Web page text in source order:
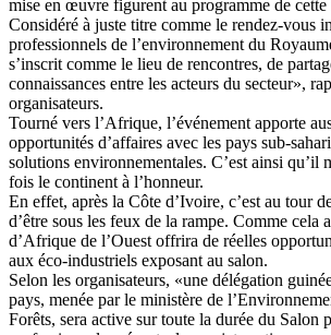
mise en œuvre figurent au programme de cette
Considéré à juste titre comme le rendez-vous
professionnels de l’environnement du
s’inscrit comme le lieu de rencontres, de
connaissances entre les acteurs du secteur»,
organisateurs.
Tourné vers l’Afrique, l’événement apporte
opportunités d’affaires avec les pays sub-
solutions environnementales. C’est ainsi qu’il
fois le continent à l’honneur.
En effet, après la Côte d’Ivoire, c’est au tour
d’être sous les feux de la rampe. Comme cela
d’Afrique de l’Ouest offrira de réelles
aux éco-industriels exposant au salon.
Selon les organisateurs, «une délégation
pays, menée par le ministère de
Forêts, sera active sur toute la durée du Salon